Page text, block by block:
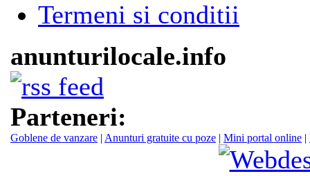
Termeni si conditii
anunturilocale.info
Parteneri:
Goblene de vanzare | Anunturi gratuite cu poze | Mini portal online |